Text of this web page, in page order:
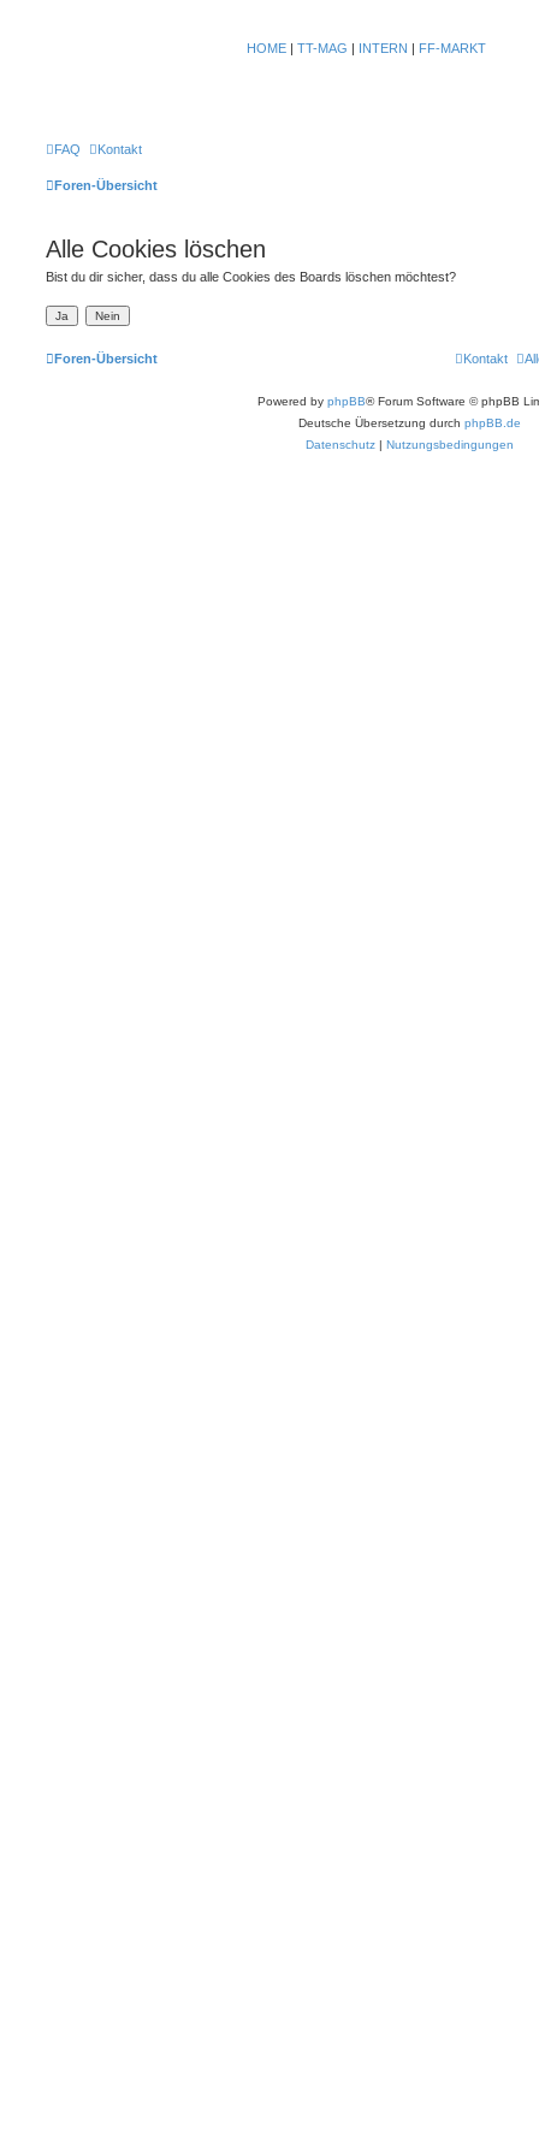
HOME | TT-MAG | INTERN | FF-MARKT
FAQ Kontakt
Foren-Übersicht
Alle Cookies löschen
Bist du dir sicher, dass du alle Cookies des Boards löschen möchtest?
Foren-Übersicht Kontakt
Powered by phpBB® Forum Software © phpBB
Deutsche Übersetzung durch phpBB.de
Datenschutz | Nutzungsbedingungen